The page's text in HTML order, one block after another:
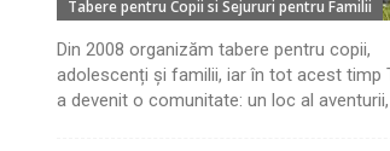
Tabere pentru Copii si Sejururi pentru Familii
Din 2008 organizăm tabere pentru copii,
adolescenți și familii, iar în tot acest timp
a devenit o comunitate: un loc al aventurii,